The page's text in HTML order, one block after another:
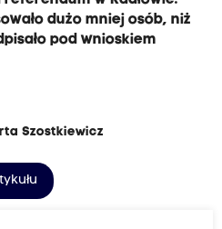
dużo mniej osób, niż
pod wnioskiem
Szostkiewicz